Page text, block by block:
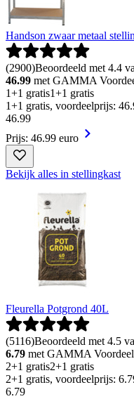
Handson zwaar metaal
(2900)Beoordeeld met 4.4
46.99 met GAMMA
1+1 gratis1+1 gratis
1+1 gratis, voordeelprijs:
46.99
Prijs: 46.99 euro
Bekijk alles in stellingkast
Fleurella Potgrond 40L
(5116)Beoordeeld met 4.5
6.79 met GAMMA
2+1 gratis2+1 gratis
2+1 gratis, voordeelprijs:
6.79